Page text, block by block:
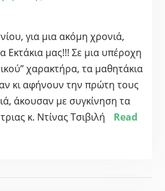
για μια ακόμη χρονιά,
Εκτάκια μας!!! Σε μια υπέροχη
χαρακτήρα, τα μαθητάκια
κι αφήνουν την πρώτη τους
άκουσαν με συγκίνηση τα
κ. Ντίνας Τσιβιλή
Read